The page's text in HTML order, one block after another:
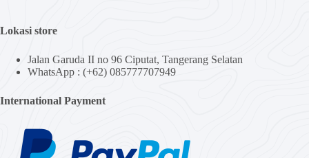
Lokasi store
Jalan Garuda II no 96 Ciputat, Tangerang Selatan
WhatsApp : (+62) 085777707949
International Payment